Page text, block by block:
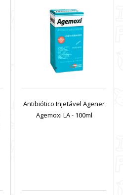
Antibiótico Injetável Agener
Agemoxi LA - 100ml